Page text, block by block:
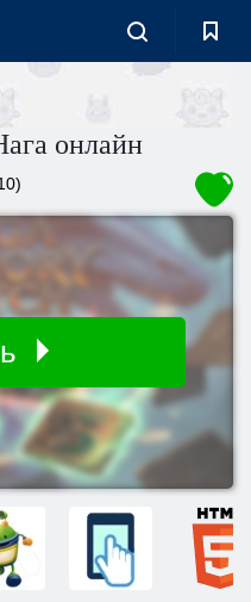
онлайн